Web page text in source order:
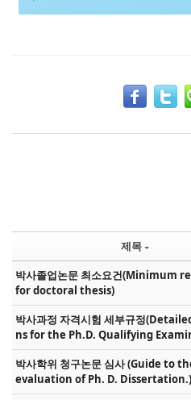
제목
박사졸업논문 최소요건(Minimum
for doctoral thesis)
박사과정 자격시험 세부규정
ns for the Ph.D. Qualifying
박사학위 청구논문 심사 (Guide to
evaluation of Ph. D. Dissertation.)